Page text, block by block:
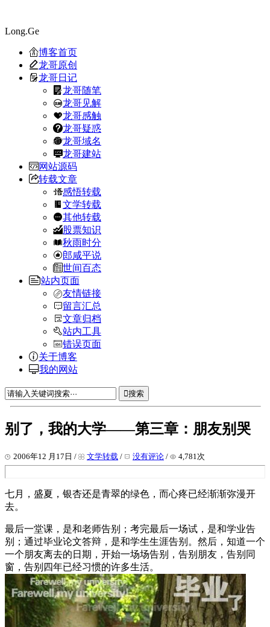
Long.Ge
博客首页
龙哥原创
龙哥日记
龙哥随笔
龙哥见解
龙哥感触
龙哥疑惑
龙哥域名
龙哥建站
网站源码
转载文章
感悟转载
文学转载
其他转载
股票知识
秋雨时分
郎咸平说
世间百态
站内页面
友情链接
留言汇总
文章归档
站内工具
错误页面
关于博客
我的网站
搜索
别了，我的大学——第三章：朋友别哭
2006年12 月17日 / 文学转载 / 没有评论 / 4,781次
七月，盛夏，银杏还是青翠的绿色，而心疼已经渐渐弥漫开
去。
最后一堂课，是和老师告别；考完最后一场试，是和学业告
别；通过毕业论文答辩，是和学生生涯告别。然后，知道一个
一个朋友离去的日期，开始一场场告别，告别朋友，告别同
窗，告别四年已经习惯的许多生活。